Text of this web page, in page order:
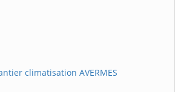
climatisation AVERMES